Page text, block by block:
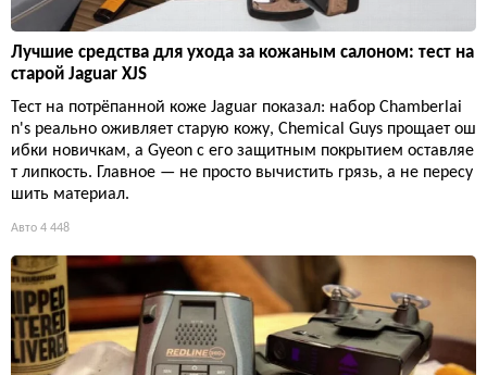
Лучшие средства для ухода за кожаным салоном: тест на
старой Jaguar XJS
Тест на потрёпанной коже Jaguar показал: набор Chamberlai
n's реально оживляет старую кожу, Chemical Guys прощает ош
ибки новичкам, а Gyeon с его защитным покрытием оставляе
т липкость. Главное — не просто вычистить грязь, а не пересу
шить материал.
Авто 4 448